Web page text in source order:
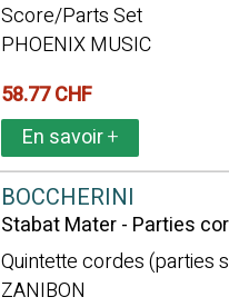
Score/Parts Set
PHOENIX MUSIC
58.77 CHF
En savoir+
BOCCHERINI
Stabat Mater - Parties
Quintette cordes (parties
ZANIBON